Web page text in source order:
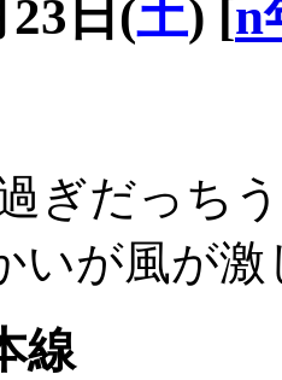
23日(土) [n
ぎだっち
いが風が
線